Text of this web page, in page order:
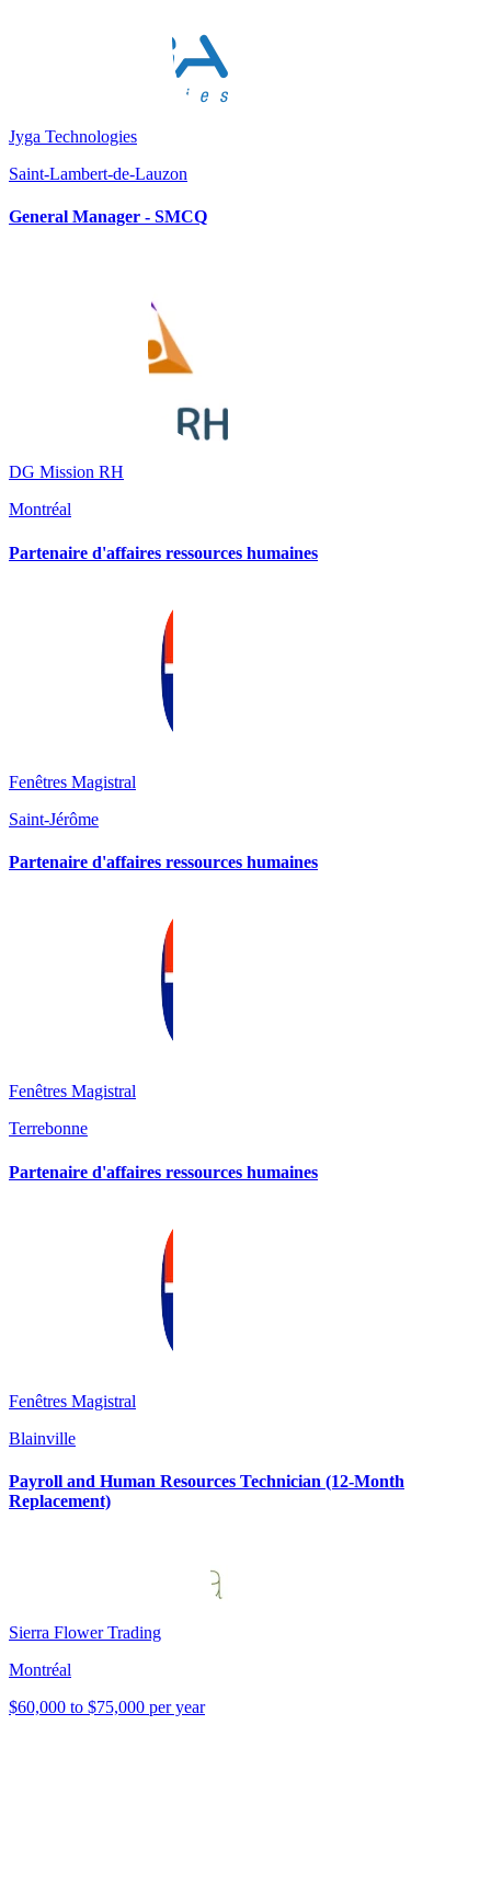
Jyga Technologies
Saint-Lambert-de-Lauzon
General Manager - SMCQ
DG Mission RH
Montréal
Partenaire d'affaires ressources humaines
Fenêtres Magistral
Saint-Jérôme
Partenaire d'affaires ressources humaines
Fenêtres Magistral
Terrebonne
Partenaire d'affaires ressources humaines
Fenêtres Magistral
Blainville
Payroll and Human Resources Technician (12-Month
Replacement)
Sierra Flower Trading
Montréal
$60,000 to $75,000 per year